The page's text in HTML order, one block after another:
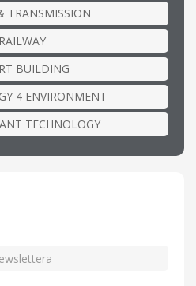
TRANSMISSION
RAILWAY
BUILDING
4 ENVIRONMENT
TECHNOLOGY